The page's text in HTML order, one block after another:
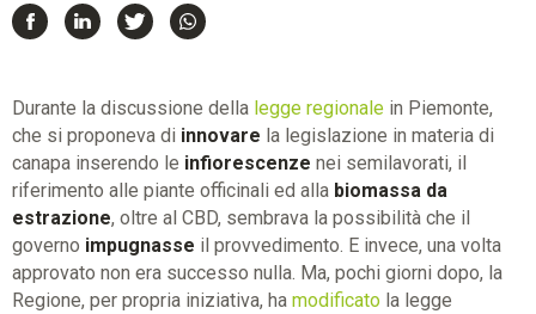
Durante la discussione della legge regionale in Piemonte,
che si proponeva di innovare la legislazione in materia di
canapa inserendo le infiorescenze nei semilavorati, il
riferimento alle piante officinali ed alla biomassa da
estrazione, oltre al CBD, sembrava la possibilità che il
governo impugnasse il provvedimento. E invece, una volta
approvato non era successo nulla. Ma, pochi giorni dopo, la
Regione, per propria iniziativa, ha modificato la legge